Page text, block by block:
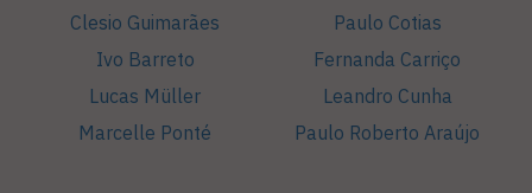
Clesio Guimarães
Ivo Barreto
Lucas Müller
Marcelle Ponté
Paulo Cotias
Fernanda Carriço
Leandro Cunha
Paulo Roberto Araújo